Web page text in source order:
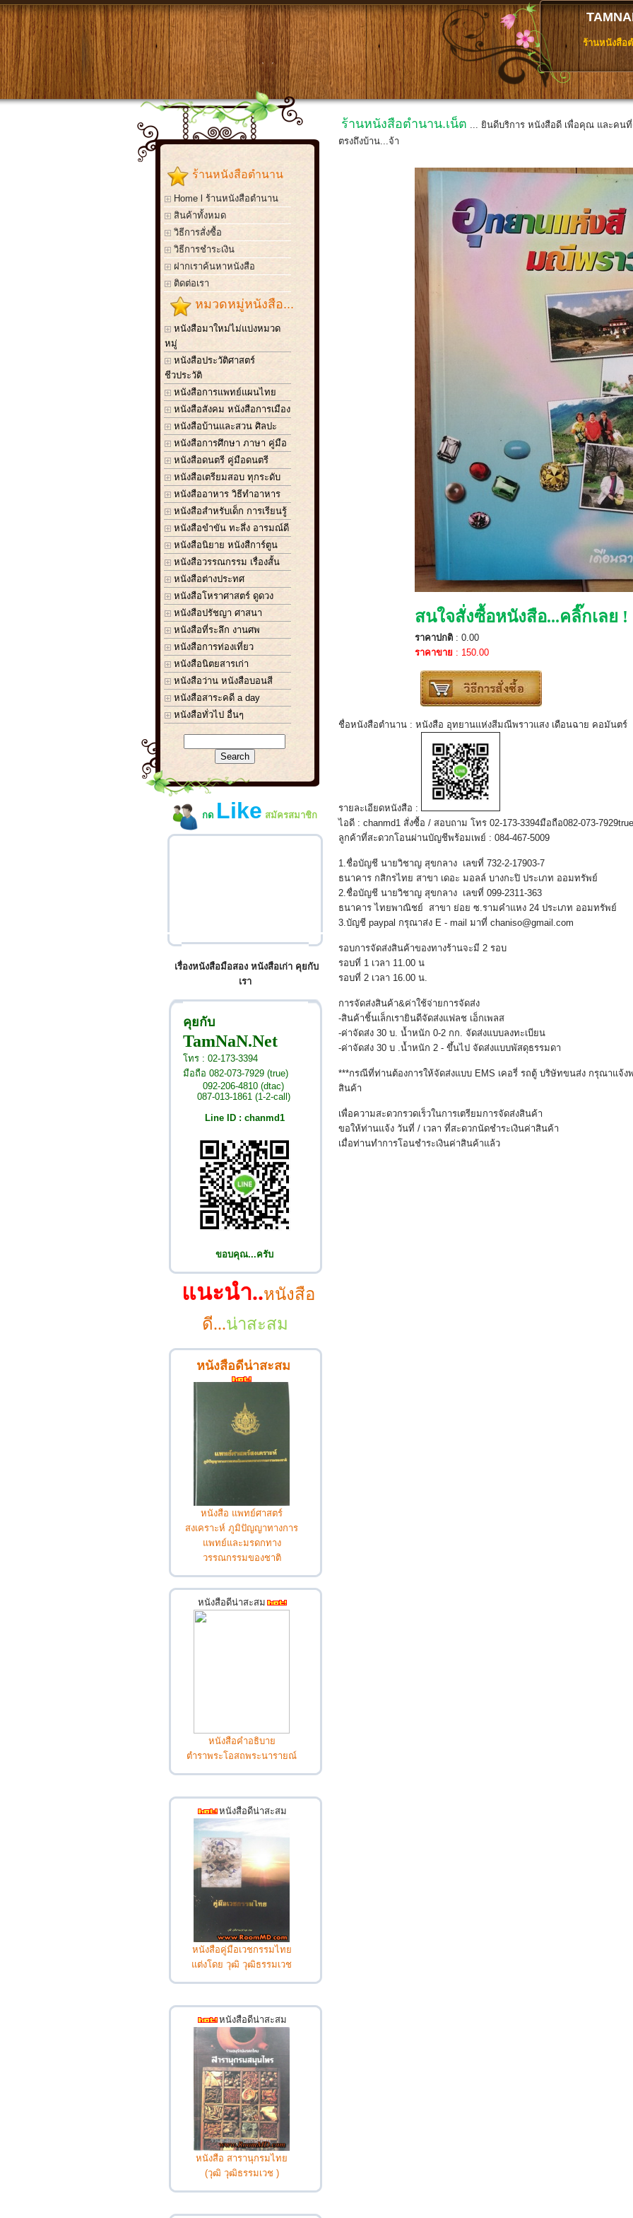
ร้านหนังสือ
ร้านหนังสือตำนาน
Home l ร้านหนังสือตำนาน
สินค้าทั้งหมด
วิธีการสั่งซื้อ
วิธีการชำระเงิน
ฝากเราค้นหาหนังสือ
ติดต่อเรา
หมวดหมู่หนังสือ...
หนังสือมาใหม่ไม่แบ่งหมวด
หมู่
หนังสือประวัติศาสตร์
ชีวประวัติ
หนังสือการแพทย์แผนไทย
หนังสือสังคม หนังสือการเมือง
หนังสือบ้านและสวน ศิลปะ
หนังสือการศึกษา ภาษา คู่มือ
หนังสือดนตรี คู่มือดนตรี
หนังสือเตรียมสอบ ทุกระดับ
หนังสืออาหาร วิธีทำอาหาร
หนังสือสำหรับเด็ก การเรียนรู้
หนังสือขำขัน ทะลึ่ง อารมณ์ดี
หนังสือนิยาย หนังสืการ์ตูน
หนังสือวรรณกรรม เรื่องสั้น
หนังสือต่างประทศ
หนังสือโหราศาสตร์ ดูดวง
หนังสือปรัชญา ศาสนา
หนังสือที่ระลึก งานศพ
หนังสือการท่องเที่ยว
หนังสือนิตยสารเก่า
หนังสือว่าน หนังสือบอนสี
หนังสือสาระคดี a day
หนังสือทั่วไป อื่นๆ
กด Like สมัครสมาชิก
เรื่องหนังสือมือสอง หนังสือเก่า คุยกับ
เรา
คุยกับ
TamNaN.Net
โทร : 02-173-3394
มือถือ 082-073-7929 (true)
092-206-4810 (dtac)
087-013-1861 (1-2-call)
Line ID : chanmd1
ขอบคุณ...ครับ
แนะนำ..หนังสือ
ดี...น่าสะสม
หนังสือดีน่าสะสม
หนังสือ แพทย์ศาสตร์
สงเคราะห์ ภูมิปัญญาทางการ
แพทย์และมรดกทาง
วรรณกรรมของชาติ
หนังสือดีน่าสะสม
หนังสือคำอธิบาย
ตำราพระโอสถพระนารายณ์
หนังสือดีน่าสะสม
หนังสือคู่มือเวชกรรมไทย
แต่งโดย วุฒิ วุฒิธรรมเวช
หนังสือดีน่าสะสม
หนังสือ สารานุกรมไทย
(วุฒิ วุฒิธรรมเวช )
ร้านหนังสือตำนาน.เน็ต ... ยินดีบริการ หนังสือดี เพื่อคุณ และคน
ตรงถึงบ้าน...จ้า
สนใจสั่งซื้อหนังสือ...คลิ๊กเลย !
ราคาปกติ : 0.00
ราคาขาย : 150.00
ชื่อหนังสือตำนาน : หนังสือ อุทยานแห่งสีมณีพราวแสง เดือนฉาย คอมันตร์
รายละเอียดหนังสือ :
ไอดี : chanmd1 สั่งซื้อ / สอบถาม โทร 02-173-3394มือถือ082-073-
ลูกค้าที่สะดวกโอนผ่านบัญชีพร้อมเพย์ : 084-467-5009
1.ชื่อบัญชี นายวิชาญ สุขกลาง เลขที่ 732-2-17903-7
ธนาคาร กสิกรไทย สาขา เดอะ มอลล์ บางกะปิ ประเภท ออมทรัพย์
2.ชื่อบัญชี นายวิชาญ สุขกลาง เลขที่ 099-2311-363
ธนาคาร ไทยพาณิชย์ สาขา ย่อย ซ.รามคำแหง 24 ประเภท ออมทรัพย์
3.บัญชี paypal กรุณาส่ง E - mail มาที่ chaniso@gmail.com
รอบการจัดส่งสินค้าของทางร้านจะมี 2 รอบ
รอบที่ 1 เวลา 11.00 น
รอบที่ 2 เวลา 16.00 น.
การจัดส่งสินค้า&ค่าใช้จ่ายการจัดส่ง
-สินค้าชิ้นเล็กเรายินดีจัดส่งแฟลช เอ็กเพลส
-ค่าจัดส่ง 30 บ. น้ำหนัก 0-2 กก. จัดส่งแบบลงทะเบียน
-ค่าจัดส่ง 30 บ .น้ำหนัก 2 - ขึ้นไป จัดส่งแบบพัสดุธรรมดา
***กรณีที่ท่านต้องการให้จัดส่งแบบ EMS เคอรี่ รถตู้ บริษัทขนส่ง กรุณาแจ้ง
สินค้า
เพื่อความสะดวกรวดเร็วในการเตรียมการจัดส่งสินค้า
ขอให้ท่านแจ้ง วันที่ / เวลา ที่สะดวกนัดชำระเงินค่าสินค้า
เมื่อท่านทำการโอนชำระเงินค่าสินค้าแล้ว